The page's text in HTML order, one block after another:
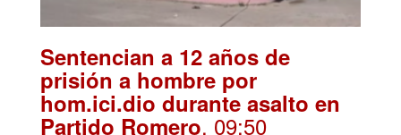
Sentencian a 12 años de
prisión a hombre por
hom.ici.dio durante asalto en
Partido Romero. 09:50